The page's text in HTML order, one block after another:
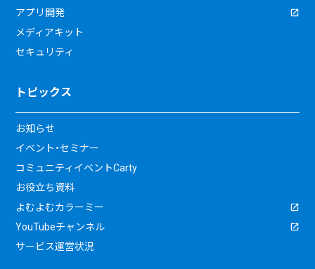
アプリ開発
メディアキット
セキュリティ
トピックス
お知らせ
イベント・セミナー
コミュニティイベントCarty
お役立ち資料
よむよむカラーミー
YouTubeチャンネル
サービス運営状況